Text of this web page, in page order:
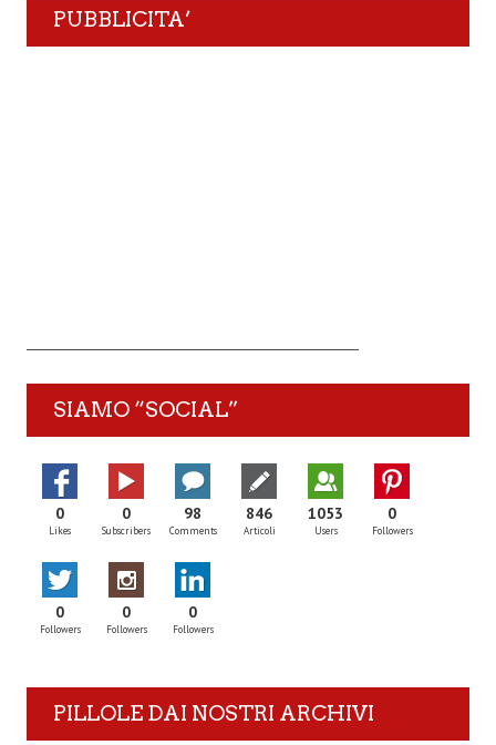
PUBBLICITA’
SIAMO “SOCIAL”
0
Likes
0
Subscribers
98
Comments
846
Articoli
1053
Users
0
Followers
0
Followers
0
Followers
0
Followers
PILLOLE DAI NOSTRI ARCHIVI